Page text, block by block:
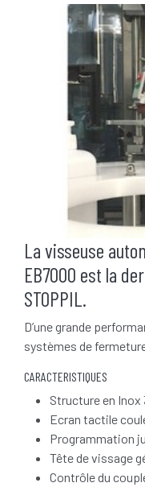
La visseuse
EB7000 est la
STOPPIL.
D’une grande
systèmes de
CARACTERISTIQUES
Structure en
Ecran tactile
Programmation
Tête de vissage
Contrôle du